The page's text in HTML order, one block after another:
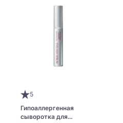
5
Гипоаллергенная
сыворотка для